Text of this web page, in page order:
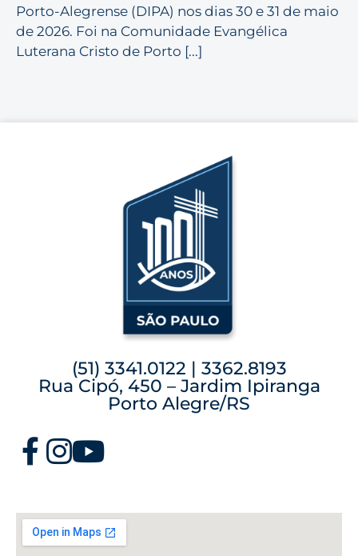
Porto-Alegrense (DIPA) nos dias 30 e 31 de maio
de 2026. Foi na Comunidade Evangélica
Luterana Cristo de Porto [...]
(51) 3341.0122 | 3362.8193
Rua Cipó, 450 – Jardim Ipiranga
Porto Alegre/RS